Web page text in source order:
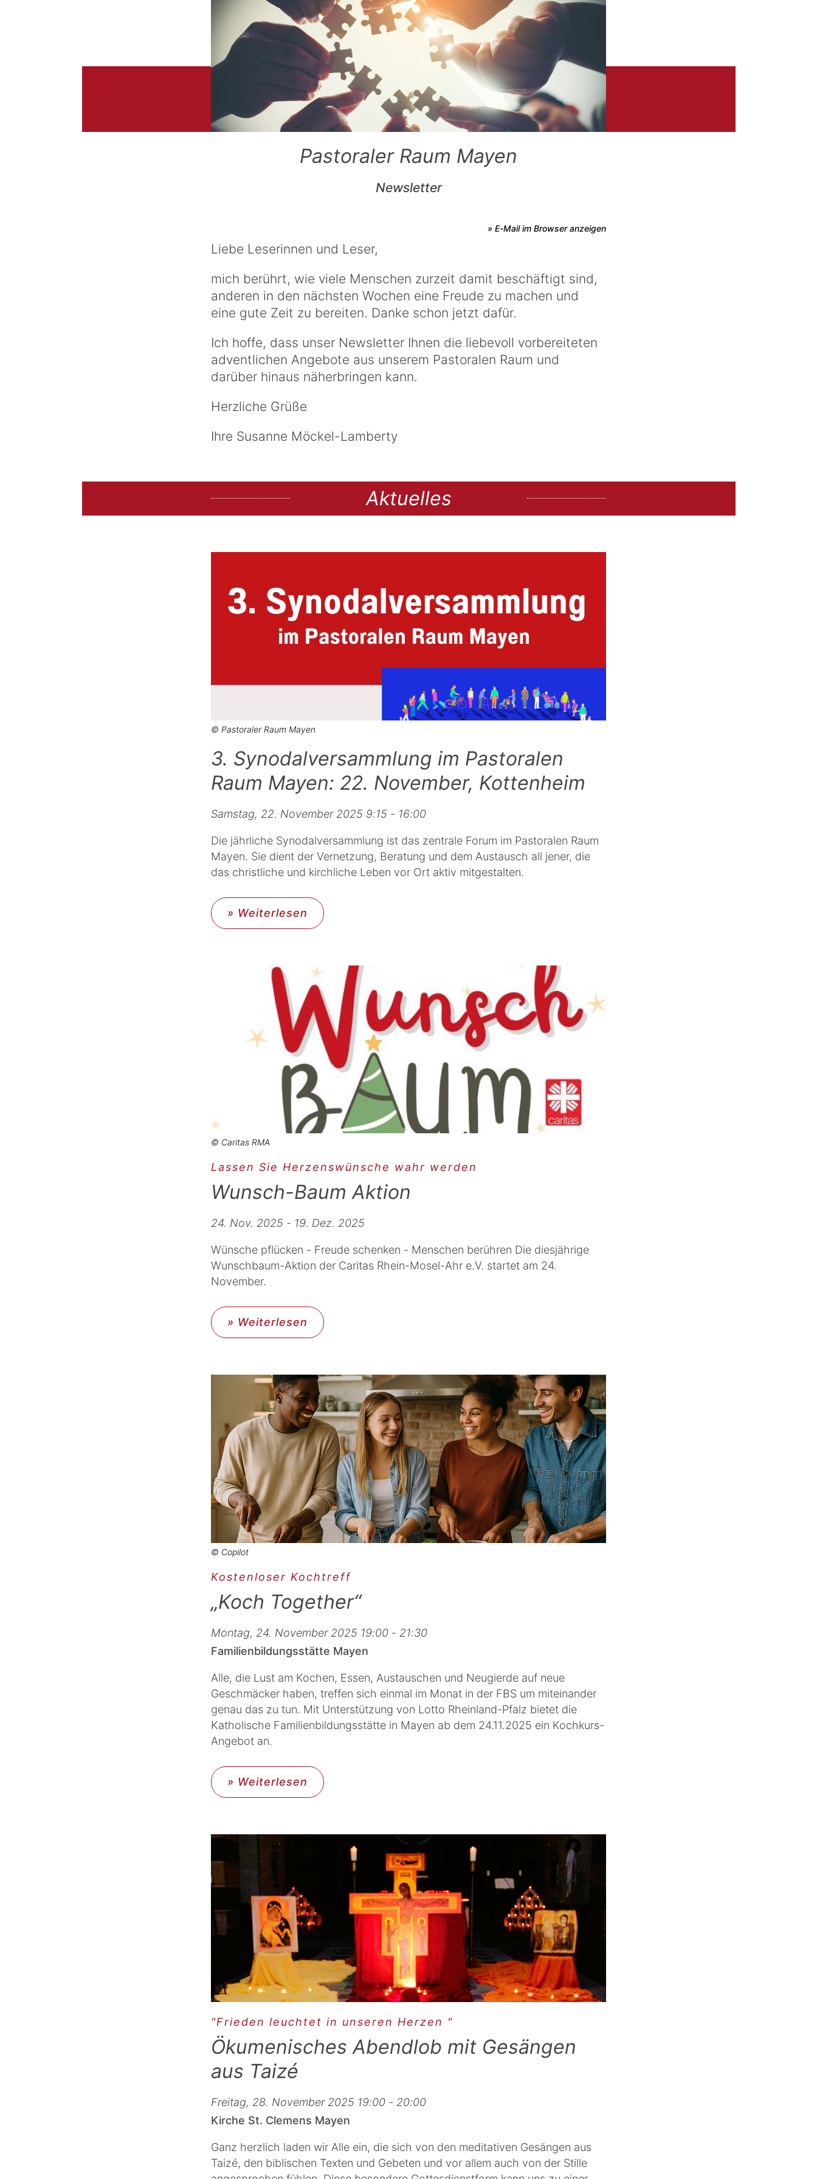
Pastoraler Raum Mayen
Newsletter
» E-Mail im Browser anzeigen
Liebe Leserinnen und Leser,
mich berührt, wie viele Menschen zurzeit damit beschäftigt sind,
anderen in den nächsten Wochen eine Freude zu machen und
eine gute Zeit zu bereiten. Danke schon jetzt dafür.
Ich hoffe, dass unser Newsletter Ihnen die liebevoll vorbereiteten
adventlichen Angebote aus unserem Pastoralen Raum und
darüber hinaus näherbringen kann.
Herzliche Grüße
Ihre Susanne Möckel-Lamberty
Aktuelles
© Pastoraler Raum Mayen
3. Synodalversammlung im Pastoralen
Raum Mayen: 22. November, Kottenheim
Samstag, 22. November 2025 9:15 - 16:00
Die jährliche Synodalversammlung ist das zentrale Forum im Pastoralen Raum
Mayen. Sie dient der Vernetzung, Beratung und dem Austausch all jener, die
das christliche und kirchliche Leben vor Ort aktiv mitgestalten.
» Weiterlesen
© Caritas RMA
Lassen Sie Herzenswünsche wahr werden
Wunsch-Baum Aktion
24. Nov. 2025 - 19. Dez. 2025
Wünsche pflücken - Freude schenken - Menschen berühren Die diesjährige
Wunschbaum-Aktion der Caritas Rhein-Mosel-Ahr e.V. startet am 24.
November.
» Weiterlesen
© Copilot
Kostenloser Kochtreff
„Koch Together“
Montag, 24. November 2025 19:00 - 21:30
Familienbildungsstätte Mayen
Alle, die Lust am Kochen, Essen, Austauschen und Neugierde auf neue
Geschmäcker haben, treffen sich einmal im Monat in der FBS um miteinander
genau das zu tun. Mit Unterstützung von Lotto Rheinland-Pfalz bietet die
Katholische Familienbildungsstätte in Mayen ab dem 24.11.2025 ein Kochkurs-
Angebot an.
» Weiterlesen
"Frieden leuchtet in unseren Herzen "
Ökumenisches Abendlob mit Gesängen
aus Taizé
Freitag, 28. November 2025 19:00 - 20:00
Kirche St. Clemens Mayen
Ganz herzlich laden wir Alle ein, die sich von den meditativen Gesängen aus
Taizé, den biblischen Texten und Gebeten und vor allem auch von der Stille